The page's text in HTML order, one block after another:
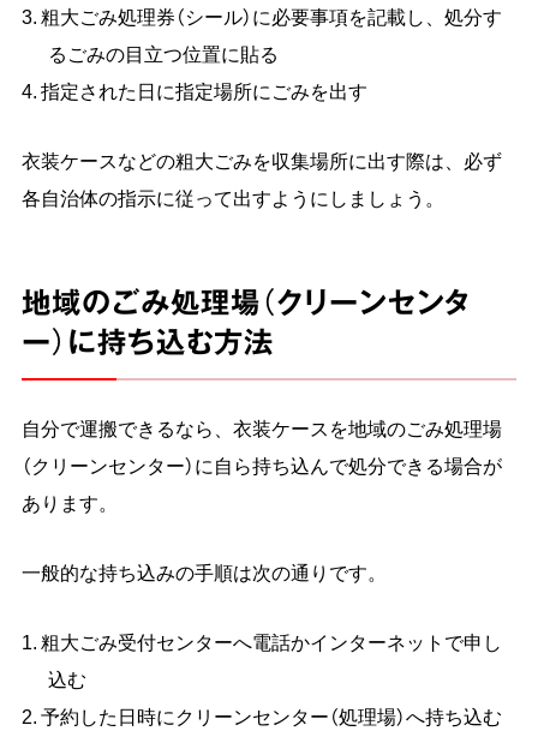
粗大ごみ処理券（シール）に必要事項を記載し、処分す
るごみの目立つ位置に貼る
指定された日に指定場所にごみを出す
衣装ケースなどの粗大ごみを収集場所に出す際は、必ず
各自治体の指示に従って出すようにしましょう。
地域のごみ処理場（クリーンセンタ
ー）に持ち込む方法
自分で運搬できるなら、衣装ケースを地域のごみ処理場
（クリーンセンター）に自ら持ち込んで処分できる場合が
あります。
一般的な持ち込みの手順は次の通りです。
粗大ごみ受付センターへ電話かインターネットで申し
込む
予約した日時にクリーンセンター（処理場）へ持ち込む